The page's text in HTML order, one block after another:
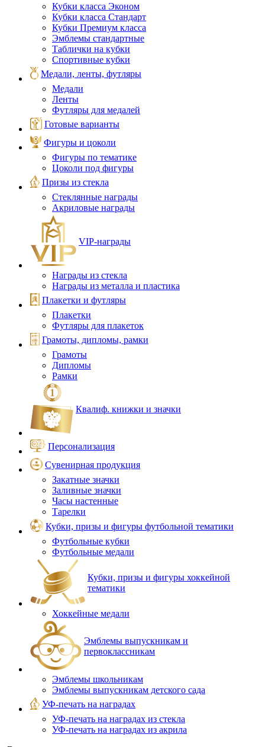
Кубки класса Эконом
Кубки класса Стандарт
Кубки Премиум класса
Эмблемы стандартные
Таблички на кубки
Спортивные кубки
Медали, ленты, футляры
Медали
Ленты
Футляры для медалей
Готовые варианты
Фигуры и цоколи
Фигуры по тематике
Цоколи под фигуры
Призы из стекла
Стеклянные награды
Акриловые награды
VIP‑награды
Награды из стекла
Награды из металла и пластика
Плакетки и футляры
Плакетки
Футляры для плакеток
Грамоты, дипломы, рамки
Грамоты
Дипломы
Рамки
Квалиф. книжки и значки
Персонализация
Сувенирная продукция
Закатные значки
Заливные значки
Часы настенные
Тарелки
Кубки, призы и фигуры футбольной тематики
Футбольные кубки
Футбольные медали
Кубки, призы и фигуры хоккейной
тематики
Хоккейные медали
Эмблемы выпускникам и
первоклассникам
Эмблемы школьникам
Эмблемы выпускникам детского сада
УФ-печать на наградах
УФ‑печать на наградах из стекла
УФ-печать на наградах из акрила